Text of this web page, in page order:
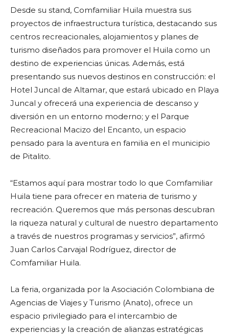
Desde su stand, Comfamiliar Huila muestra sus
proyectos de infraestructura turística, destacando sus
centros recreacionales, alojamientos y planes de
turismo diseñados para promover el Huila como un
destino de experiencias únicas. Además, está
presentando sus nuevos destinos en construcción: el
Hotel Juncal de Altamar, que estará ubicado en Playa
Juncal y ofrecerá una experiencia de descanso y
diversión en un entorno moderno; y el Parque
Recreacional Macizo del Encanto, un espacio
pensado para la aventura en familia en el municipio
de Pitalito.
“Estamos aquí para mostrar todo lo que Comfamiliar
Huila tiene para ofrecer en materia de turismo y
recreación. Queremos que más personas descubran
la riqueza natural y cultural de nuestro departamento
a través de nuestros programas y servicios”, afirmó
Juan Carlos Carvajal Rodríguez, director de
Comfamiliar Huila.
La feria, organizada por la Asociación Colombiana de
Agencias de Viajes y Turismo (Anato), ofrece un
espacio privilegiado para el intercambio de
experiencias y la creación de alianzas estratégicas